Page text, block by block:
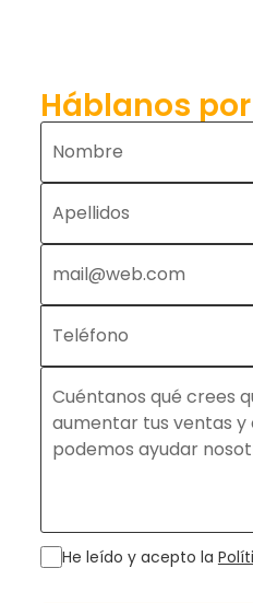
Háblanos
He leído y acepto la